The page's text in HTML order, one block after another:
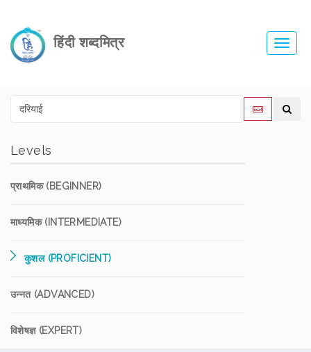
हिंदी शब्दमित्र
Levels
प्राथमिक (BEGINNER)
माध्यमिक (INTERMEDIATE)
कुशल (PROFICIENT)
उन्नत (ADVANCED)
विशेषज्ञ (EXPERT)